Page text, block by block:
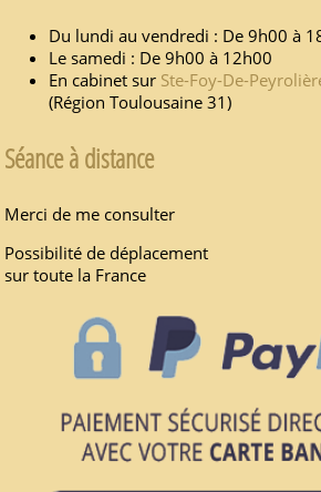
Du lundi au vendredi : De 9h00 à
Le samedi : De 9h00 à 12h00
En cabinet sur Ste-Foy-De-
(Région Toulousaine 31)
Séance à distance
Merci de me consulter
Possibilité de déplacement
sur toute la France